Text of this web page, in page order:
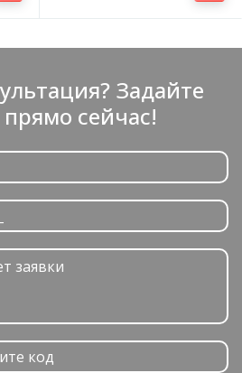
Задайте
сейчас!